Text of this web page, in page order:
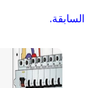
السابقة.